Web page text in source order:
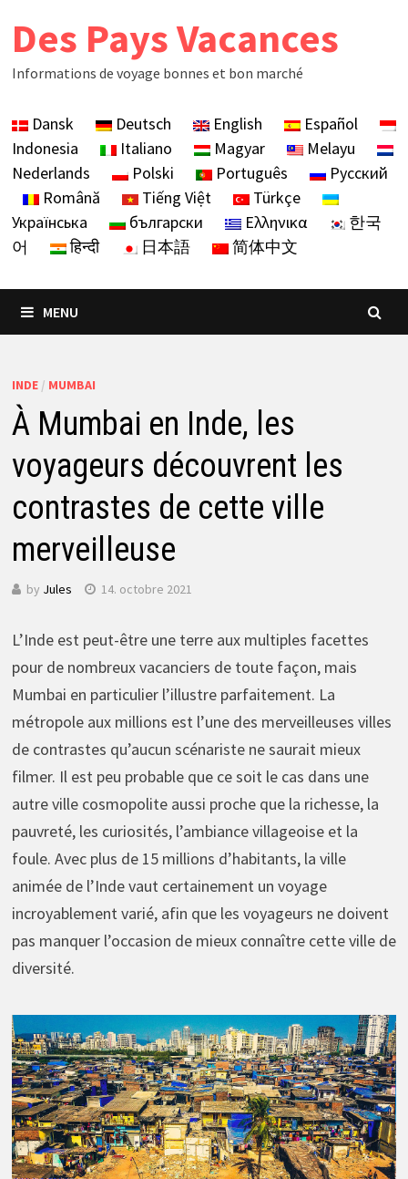
Des Pays Vacances
Informations de voyage bonnes et bon marché
Dansk Deutsch English
Español
Indonesia
Italiano Magyar
Melayu
Nederlands
Polski Português
Русский
Română
Tiếng Việt
Türkçe
Українська
български Ελληνικα
한국
어
हिन्दी 日本語 简体中文
MENU
INDE/ MUMBAI
À Mumbai en Inde, les
voyageurs découvrent les
contrastes de cette ville
merveilleuse
by Jules 14. octobre 2021
L’Inde est peut-être une terre aux multiples facettes
pour de nombreux vacanciers de toute façon, mais
Mumbai en particulier l’illustre parfaitement. La
métropole aux millions est l’une des merveilleuses villes
de contrastes qu’aucun scénariste ne saurait mieux
filmer. Il est peu probable que ce soit le cas dans une
autre ville cosmopolite aussi proche que la richesse, la
pauvreté, les curiosités, l’ambiance villageoise et la
foule. Avec plus de 15 millions d’habitants, la ville
animée de l’Inde vaut certainement un voyage
incroyablement varié, afin que les voyageurs ne doivent
pas manquer l’occasion de mieux connaître cette ville de
diversité.